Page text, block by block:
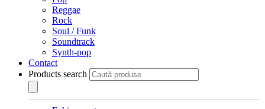
Reggae
Rock
Soul / Funk
Soundtrack
Synth-pop
Contact
Products search